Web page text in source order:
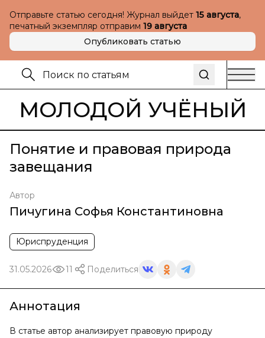
Отправьте статью сегодня! Журнал выйдет 15 августа,
печатный экземпляр отправим 19 августа
Опубликовать статью
МОЛОДОЙ УЧЁНЫЙ
Понятие и правовая природа
завещания
Автор
Пичугина Софья Константиновна
Юриспруденция
31.05.2026 11 Поделиться
Аннотация
В статье автор анализирует правовую природу